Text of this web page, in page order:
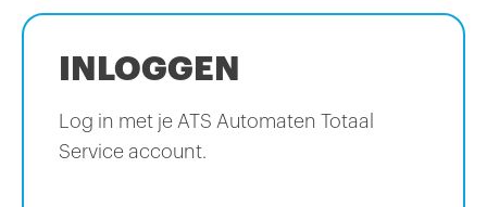
INLOGGEN
Log in met je ATS Automaten Totaal
Service account.